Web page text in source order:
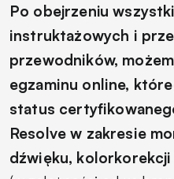
Po obejrzeniu
instruktażowych i
przewodników,
egzaminu online,
status
Resolve w zakresie
dźwięku,